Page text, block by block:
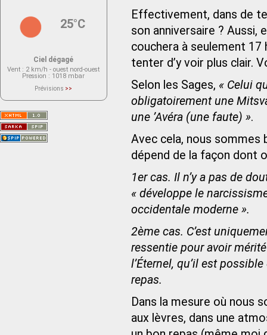
Effectivement, dans de
son anniversaire ? Aussi,
couchera à seulement 17
tenter d’y voir plus clair.
Selon les Sages, « Celui
obligatoirement une
une ’Avéra (une faute) ».
Avec cela, nous sommes
dépend de la façon dont
1er cas. Il n’y a pas de
« développe le
occidentale moderne ».
2ème cas. C’est
ressentie pour avoir
l’Éternel, qu’il est
repas.
Dans la mesure où nous
aux lèvres, dans une
25°C
Ciel dégagé
Vent : 2 km/h - ouest nord-ouest
Pression : 1018 mbar
Prévisions >>
actuellement aucune prévision
Saint-Nom.
Veuillez consulter le message du
service ci-dessous.
(401 - Invalid API key. Please see
https://openweathermap.org/faq#error401